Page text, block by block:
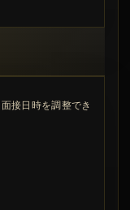
接日時を調整でき